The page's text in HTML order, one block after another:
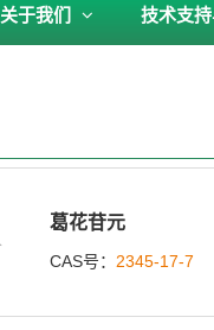
关于我们 技术支
葛花苷元
CAS号： 2345-17-7